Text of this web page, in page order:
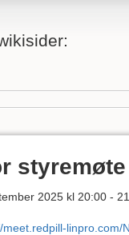
styremøte
2025 kl 20:00 -
meet.redpill-linpro.com/